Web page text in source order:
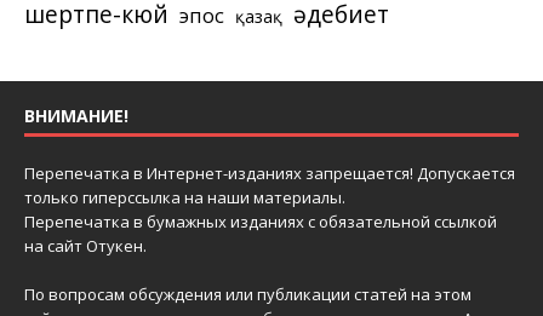
шертпе-кюй эпос қазақ әдебиет
ВНИМАНИЕ!
Перепечатка в Интернет-изданиях запрещается! Допускается
только гиперссылка на наши материалы.
Перепечатка в бумажных изданиях с обязательной ссылкой
на сайт Отукен.
По вопросам обсуждения или публикации статей на этом